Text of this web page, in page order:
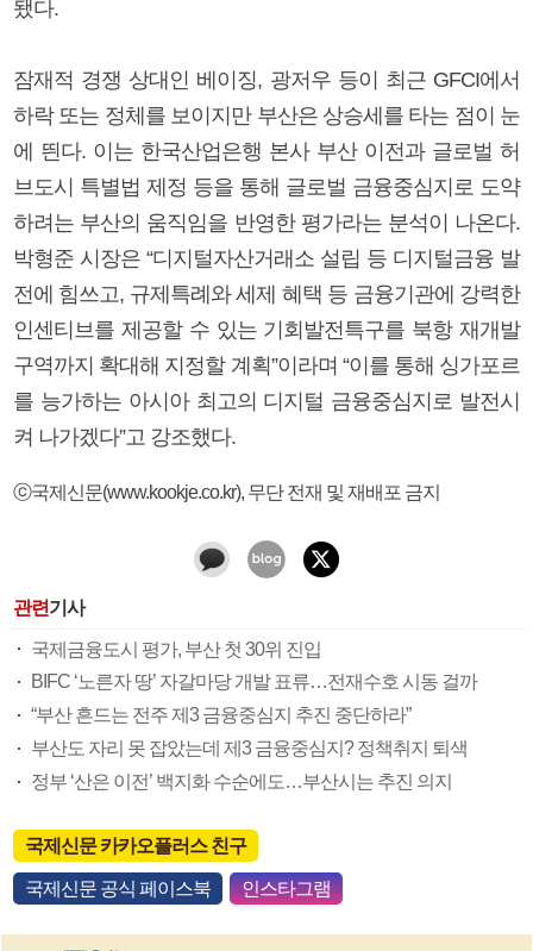
됐다.
잠재적 경쟁 상대인 베이징, 광저우 등이 최근 GFCI에서
하락 또는 정체를 보이지만 부산은 상승세를 타는 점이 눈
에 띈다. 이는 한국산업은행 본사 부산 이전과 글로벌 허
브도시 특별법 제정 등을 통해 글로벌 금융중심지로 도약
하려는 부산의 움직임을 반영한 평가라는 분석이 나온다.
박형준 시장은 “디지털자산거래소 설립 등 디지털금융 발
전에 힘쓰고, 규제특례와 세제 혜택 등 금융기관에 강력한
인센티브를 제공할 수 있는 기회발전특구를 북항 재개발
구역까지 확대해 지정할 계획”이라며 “이를 통해 싱가포르
를 능가하는 아시아 최고의 디지털 금융중심지로 발전시
켜 나가겠다”고 강조했다.
ⓒ국제신문(www.kookje.co.kr), 무단 전재 및 재배포 금지
관련기사
국제금융도시 평가, 부산 첫 30위 진입
BIFC ‘노른자 땅’ 자갈마당 개발 표류…전재수호 시동 걸까
“부산 흔드는 전주 제3 금융중심지 추진 중단하라”
부산도 자리 못 잡았는데 제3 금융중심지? 정책취지 퇴색
정부 ‘산은 이전’ 백지화 수순에도…부산시는 추진 의지
국제신문 카카오플러스 친구
국제신문 공식 페이스북 인스타그램